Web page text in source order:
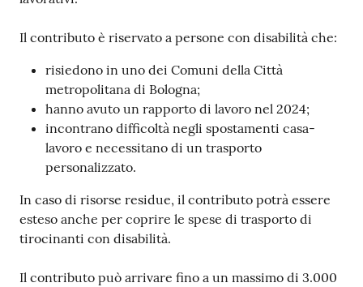
Il contributo è riservato a persone con disabilità che:
risiedono in uno dei Comuni della Città
metropolitana di Bologna;
hanno avuto un rapporto di lavoro nel 2024;
incontrano difficoltà negli spostamenti casa-
lavoro e necessitano di un trasporto
personalizzato.
In caso di risorse residue, il contributo potrà essere
esteso anche per coprire le spese di trasporto di
tirocinanti con disabilità.
Il contributo può arrivare fino a un massimo di 3.000